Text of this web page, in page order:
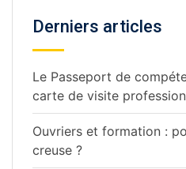
Derniers articles
Le Passeport de
carte de visite
Ouvriers et formation :
creuse ?